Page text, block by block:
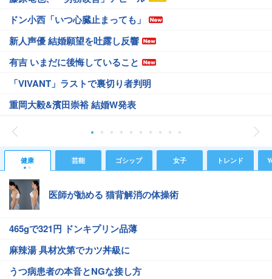
ドン小西「いつ心臓止まっても」
新人声優 結婚願望を吐露し反響
有吉 いまだに後悔していること
「VIVANT」ラストで裏切り者判明
重岡大毅&濱田崇裕 結婚W発表
健康 芸能 ゴシップ 女子 トレンド
医師が勧める 猫背解消の体操術
465gで321円 ドンキプリン品薄
麻辣湯 具材次第でカツ丼級に
うつ病患者の本音とNGな接し方